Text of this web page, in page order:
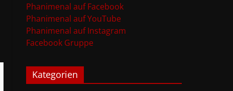
Phanimenal auf Facebook
Phanimenal auf YouTube
Phanimenal auf Instagram
Facebook Gruppe
Kategorien